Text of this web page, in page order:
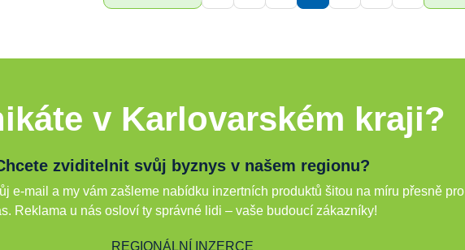
v Karlovarském kraji?
zviditelnit svůj byznys v našem regionu?
e-mail a my vám zašleme nabídku inzertních produktů šitou na míru přesně pro
Reklama u nás osloví ty správné lidi – vaše budoucí zákazníky!
REGIONÁLNÍ INZERCE